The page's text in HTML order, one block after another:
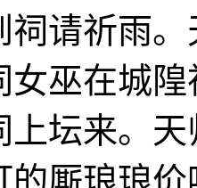
祠请祈雨
女巫在城
上坛来。
的厮琅琅